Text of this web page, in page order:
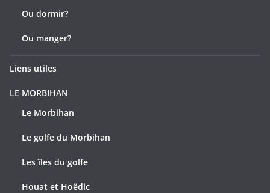
Ou dormir?
Ou manger?
Liens utiles
LE MORBIHAN
Le Morbihan
Le golfe du Morbihan
Les îles du golfe
Houat et Hoëdic